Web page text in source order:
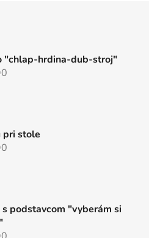
"chlap-hrdina-dub-stroj"
pri stole
s podstavcom "vyberám si